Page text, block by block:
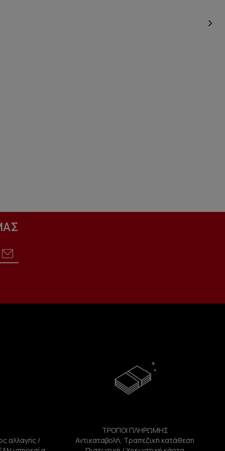
αλλαγής /
ΤΡΟΠΟΙ ΠΛΗΡΩΜΗΣ
Αντικαταβολή, Τραπεζική κατάθεση